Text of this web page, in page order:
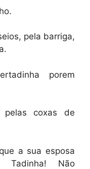
pela barriga,
porem
pelas coxas de
a sua esposa
Tadinha! Não